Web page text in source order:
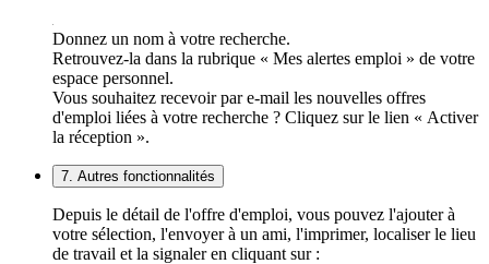
Donnez un nom à votre recherche.
Retrouvez-la dans la rubrique « Mes alertes emploi » de votre
espace personnel.
Vous souhaitez recevoir par e-mail les nouvelles offres
d'emploi liées à votre recherche ? Cliquez sur le lien « Activer
la réception ».
7. Autres fonctionnalités
Depuis le détail de l'offre d'emploi, vous pouvez l'ajouter à
votre sélection, l'envoyer à un ami, l'imprimer, localiser le lieu
de travail et la signaler en cliquant sur :